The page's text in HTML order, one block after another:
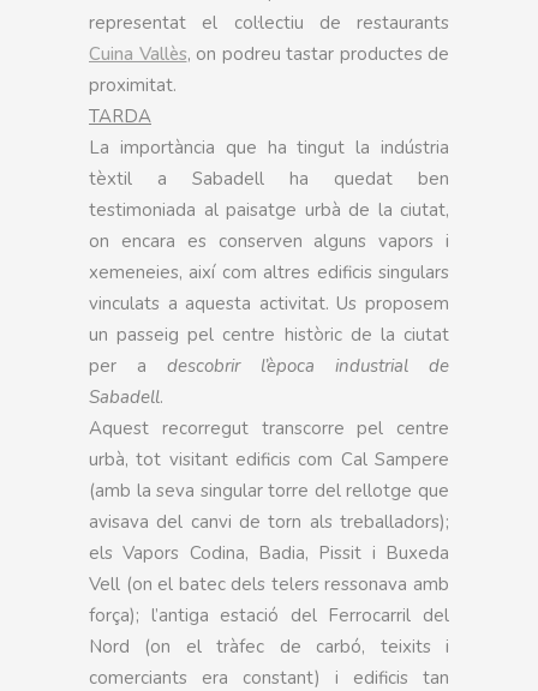
representat el col·lectiu de restaurants
Cuina Vallès, on podreu tastar productes de
proximitat.
TARDA
La importància que ha tingut la indústria
tèxtil a Sabadell ha quedat ben
testimoniada al paisatge urbà de la ciutat,
on encara es conserven alguns vapors i
xemeneies, així com altres edificis singulars
vinculats a aquesta activitat. Us proposem
un passeig pel centre històric de la ciutat
per a descobrir l’època industrial de
Sabadell.
Aquest recorregut transcorre pel centre
urbà, tot visitant edificis com Cal Sampere
(amb la seva singular torre del rellotge que
avisava del canvi de torn als treballadors);
els Vapors Codina, Badia, Pissit i Buxeda
Vell (on el batec dels telers ressonava amb
força); l’antiga estació del Ferrocarril del
Nord (on el tràfec de carbó, teixits i
comerciants era constant) i edificis tan